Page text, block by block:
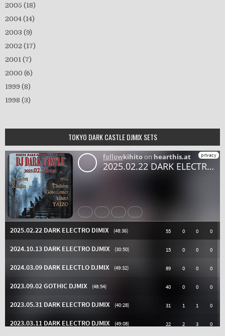
2005 (18)
2004 (14)
2003 (9)
2002 (17)
2001 (7)
2000 (6)
1999 (8)
1998 (3)
TOKYO DARK CASTLE DJMIX SETS